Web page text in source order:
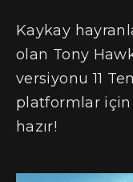
Kaykay
olan Tony
versiyonu 11
platformlar için
hazır!